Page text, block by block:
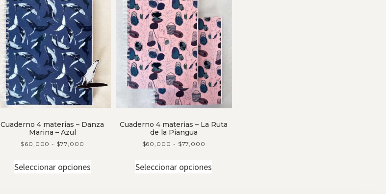
Cuaderno 4 materias – Danza
Marina – Azul
$60,000 - $77,000
Seleccionar opciones
Cuaderno 4 materias – La Ruta
de la Piangua
$60,000 - $77,000
Seleccionar opciones